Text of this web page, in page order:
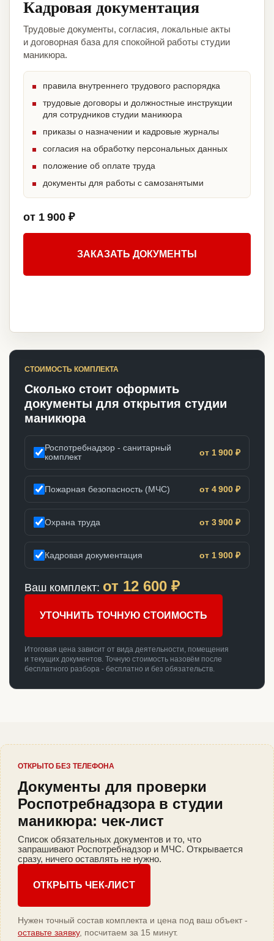
Кадровая документация
Трудовые документы, согласия, локальные акты
и договорная база для спокойной работы студии
маникюра.
правила внутреннего трудового распорядка
трудовые договоры и должностные инструкции
для сотрудников студии маникюра
приказы о назначении и кадровые журналы
согласия на обработку персональных данных
положение об оплате труда
документы для работы с самозанятыми
от 1 900 ₽
ЗАКАЗАТЬ ДОКУМЕНТЫ
СТОИМОСТЬ КОМПЛЕКТА
Сколько стоит оформить
документы для открытия студии
маникюра
Роспотребнадзор - санитарный
комплект
от 1 900 ₽
Пожарная безопасность (МЧС) от 4 900 ₽
Охрана труда от 3 900 ₽
Кадровая документация от 1 900 ₽
Ваш комплект: от 12 600 ₽
УТОЧНИТЬ ТОЧНУЮ СТОИМОСТЬ
Итоговая цена зависит от вида деятельности, помещения
и текущих документов. Точную стоимость назовём после
бесплатного разбора - бесплатно и без обязательств.
ОТКРЫТО БЕЗ ТЕЛЕФОНА
Документы для проверки
Роспотребнадзора в студии
маникюра: чек-лист
Список обязательных документов и то, что
запрашивают Роспотребнадзор и МЧС. Открывается
сразу, ничего оставлять не нужно.
ОТКРЫТЬ ЧЕК-ЛИСТ
Нужен точный состав комплекта и цена под ваш объект -
оставьте заявку, посчитаем за 15 минут.